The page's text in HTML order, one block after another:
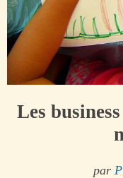
Les
par